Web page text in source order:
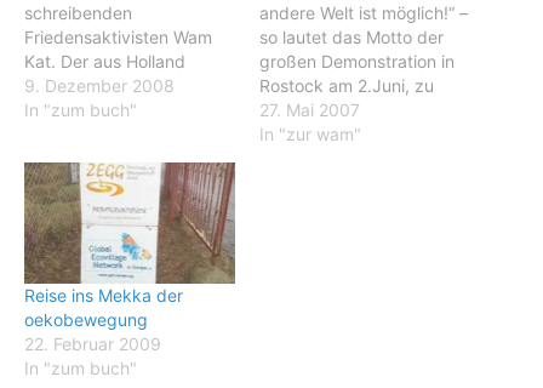
schreibenden
Friedensaktivisten Wam
Kat. Der aus Holland
stammende Wam Kat
bekocht seit mehr als 20
verschiedenen fahrbaren
Großküchen politische
Bewegungen auf ihren
Demonstrationen. Aus
Anlass des Erscheinens
seines Kochbuchs „24
Rezepte zur kulinarischen
Weltverbesserung“ sprach
eurotopia-Redakteur
Wolfram Nolte…
9. Dezember 2008
In "zum buch"
andere Welt ist möglich!“ –
so lautet das Motto der
großen Demonstration in
Rostock am 2.Juni, zu
dem ein breites Bündnis
(Greenpeace, attac,
27. Mai 2007
In "zur wam"
Reise ins Mekka der
oekobewegung
22. Februar 2009
In "zum buch"